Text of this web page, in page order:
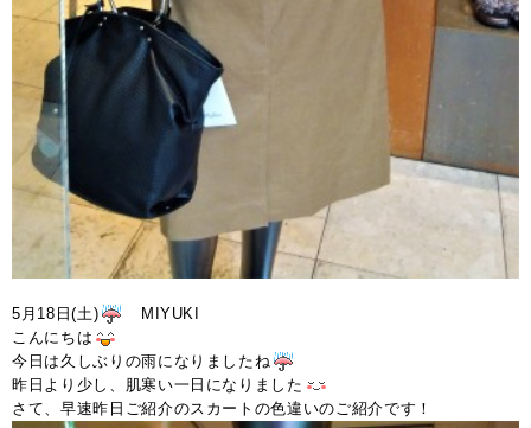
5月18日(土)
MIYUKI
こんにちは
今日は久しぶりの雨になりましたね
昨日より少し、肌寒い一日になりました
さて、早速昨日ご紹介のスカートの色違いのご紹介です！